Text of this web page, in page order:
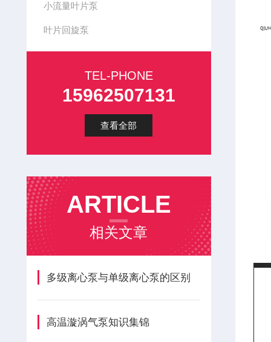
小流量叶片泵
叶片回旋泵
TEL-PHONE
15962507131
查看全部
ARTICLE
相关文章
多级离心泵与单级离心泵的区别
高温漩涡气泵知识集锦